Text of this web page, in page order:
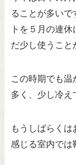
ることが多いで
トを５月の連
だ少し使うこと
この時期でも
多く、少し冷え
もうしばらく
感じる室内では